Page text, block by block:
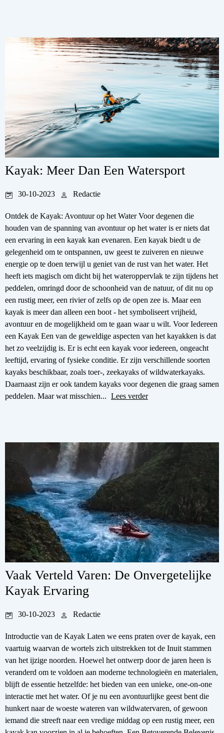
Kayak: Meer Dan Een Watersport
30-10-2023 Redactie
Ontdek de Kayak: Avontuur op het Water Voor degenen die
houden van de spanning van avontuur op het water is er niets dat
een ervaring in een kayak kan evenaren. Een kayak biedt u de
gelegenheid om te ontspannen, uw geest te zuiveren en nieuwe
energie op te doen terwijl u geniet van de rust van het water. Het
heeft iets magisch om dicht bij het wateroppervlak te zijn tijdens het
peddelen, omringd door de schoonheid van de natuur, of dit nu op
een rustig meer, een rivier of zelfs op de open zee is. Maar een
kayak is meer dan alleen een boot - het symboliseert vrijheid,
avontuur en de mogelijkheid om te gaan waar u wilt. Voor Iedereen
een Kayak Een van de geweldige aspecten van het kayakken is dat
het zo veelzijdig is. Er is echt een kayak voor iedereen, ongeacht
leeftijd, ervaring of fysieke conditie. Er zijn verschillende soorten
kayaks beschikbaar, zoals toer-, zeekayaks of wildwaterkayaks.
Daarnaast zijn er ook tandem kayaks voor degenen die graag samen
peddelen. Maar wat misschien... Lees verder
Vaak Verteld Varen: De Onvergetelijke
Kayak Ervaring
30-10-2023 Redactie
Introductie van de Kayak Laten we eens praten over de kayak, een
vaartuig waarvan de wortels zich uitstrekken tot de Inuit stammen
van het ijzige noorden. Hoewel het ontwerp door de jaren heen is
veranderd om te voldoen aan moderne technologieën en materialen,
blijft de essentie hetzelfde: het bieden van een unieke, one-on-one
interactie met het water. Of je nu een avontuurlijke geest bent die
hunkert naar de woeste wateren van wildwatervaren, of gewoon
iemand die streeft naar een vredige middag op een rustig meer, een